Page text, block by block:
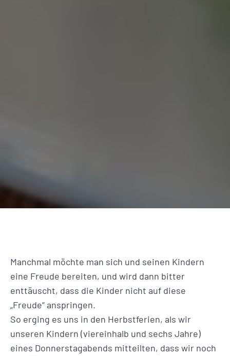
Manchmal möchte man sich und seinen Kindern
eine Freude bereiten, und wird dann bitter
enttäuscht, dass die Kinder nicht auf diese
„Freude“ anspringen.
So erging es uns in den Herbstferien, als wir
unseren Kindern (viereinhalb und sechs Jahre)
eines Donnerstagabends mitteilten, dass wir noch